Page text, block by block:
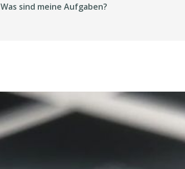
Was sind meine Aufgaben?